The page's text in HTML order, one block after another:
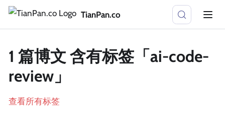
TianPan.co
1 篇博文 含有标签「ai-code-
review」
查看所有标签